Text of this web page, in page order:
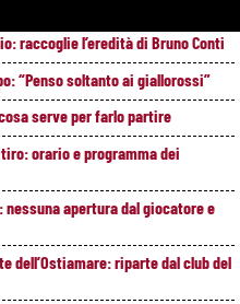
raccoglie l’eredità di Bruno Conti
“Penso soltanto ai giallorossi”
serve per farlo partire
orario e programma dei
apertura dal giocatore e
dell’Ostiamare: riparte dal club del